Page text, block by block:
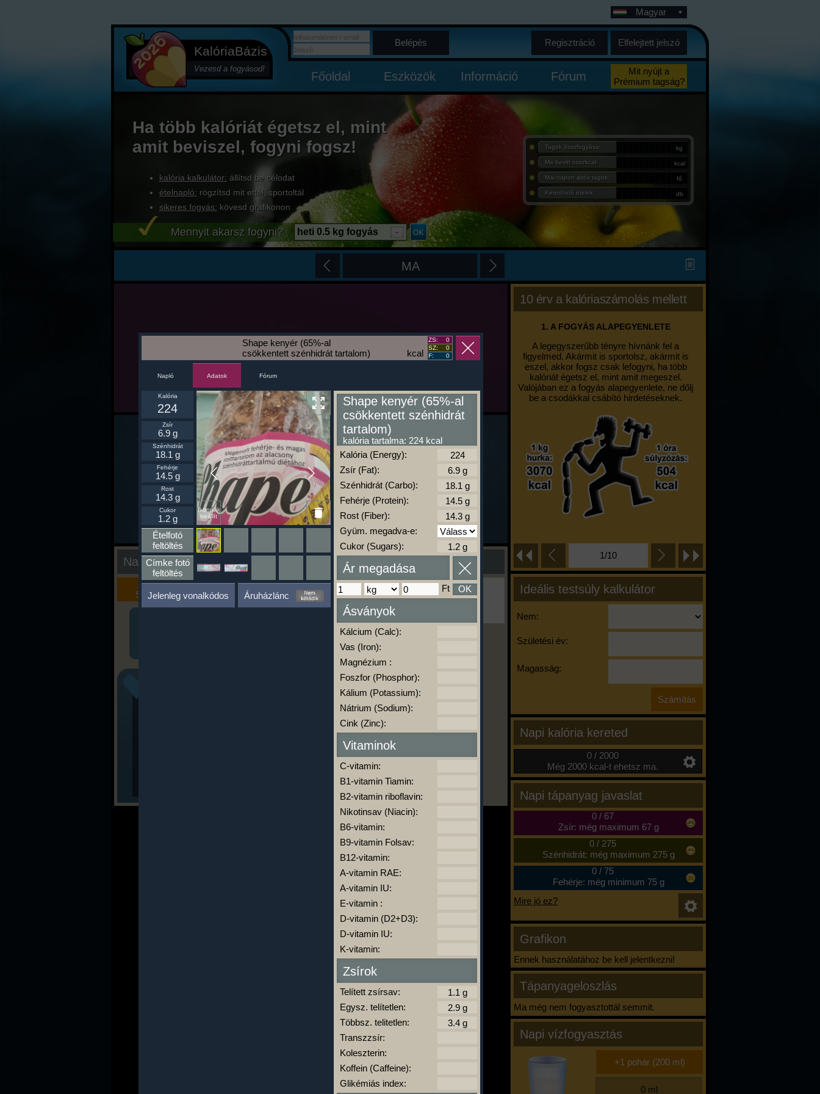
KalóriaBázis
Vezesd a fogyásod!
Magyar
Belépés Regisztráció Elfelejtett jelszó
Főoldal Eszközök Információ Fórum
Mit nyújt a
Prémium tagság?
Ha több kalóriát égetsz el, mint
amit beviszel, fogyni fogsz!
kalória kalkulátor: állítsd be célodat
ételnapló: rögzítsd mit ettél, sportoltál
sikeres fogyás: kövesd grafikonon
Tagok összfogyása: kg
Ma bevitt összkcal: kcal
Mai napon aktív tagok: fő
Kereshető ételek: db
Mennyit akarsz fogyni? heti 0.5 kg fogyás
MA
10 érv a kalóriaszámolás mellett
1. A FOGYÁS ALAPEGYENLETE
A legegyszerűbb tényre hívnánk fel a
figyelmed. Akármit is sportolsz, akármit is
eszel, akkor fogsz csak lefogyni, ha több
kalóriát égetsz el, mint amit megeszel.
Valójában ez a fogyás alapegyenlete, ne dőlj
be a csodákkal csábító hirdetéseknek.
1/10
Ideális testsúly kalkulátor
Nem:
Születési év:
Magasság:
Napi kalória kereted
0 / 2000
Még 2000 kcal-t ehetsz ma.
Napi tápanyag javaslat
0/ 67
Zsír: még maximum 67 g
0/ 275
Szénhidrát: még maximum 275 g
0/ 75
Fehérje: még minimum 75 g
Mire jó ez?
Grafikon
Ennek használatához be kell jelentkezni!
Tápanyageloszlás
Ma még nem fogyasztottál semmit.
Napi vízfogyasztás
Nap kiértékelése
Kalória
Szimulátor
Szöveges
Értékelés
Ha ma már nem eszel/sportolsz többet,
kattints a kiértékelésre!
A Kalória Szimulátor Prémium funkció.
kalóriabázis.hu
kcal
Shape kenyér (65%-al
csökkentett szénhidrát tartalom)
ZS:
0
SZ:
0
F:
0
Napló Adatok Fórum
Ikonnak
beállít
Kalória
224
Zsír
6.9 g
Szénhidrát
18.1 g
Fehérje
14.5 g
Rost
14.3 g
Cukor
1.2 g
Ételfotó
feltöltés
Címke fotó
feltöltés
Jelenleg vonalkódos Áruházlánc
Shape kenyér (65%-al
csökkentett szénhidrát
tartalom)
kalória tartalma: 224 kcal
Kalória (Energy):
Zsír (Fat):
Szénhidrát (Carbo):
Fehérje (Protein):
Rost (Fiber):
Gyüm. megadva-e:
Cukor (Sugars):
Ár megadása
Ft OK
Ásványok
Kálcium (Calc):
Vas (Iron):
Magnézium :
Foszfor (Phosphor):
Kálium (Potassium):
Nátrium (Sodium):
Cink (Zinc):
Vitaminok
C-vitamin:
B1-vitamin Tiamin:
B2-vitamin riboflavin:
Nikotinsav (Niacin):
B6-vitamin:
B9-vitamin Folsav:
B12-vitamin:
A-vitamin RAE:
A-vitamin IU:
E-vitamin :
D-vitamin (D2+D3):
D-vitamin IU:
K-vitamin:
Zsírok
Telített zsírsav:
Egysz. telítetlen:
Többsz. telitetlen:
Transzzsír:
Koleszterin:
Koffein (Caffeine):
Glikémiás index: